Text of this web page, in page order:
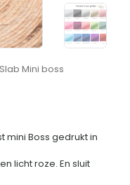
Slab Mini boss
mini Boss gedrukt in
licht roze. En sluit